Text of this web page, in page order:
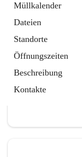
Müllkalender
Dateien
Standorte
Öffnungszeiten
Beschreibung
Kontakte
Tab